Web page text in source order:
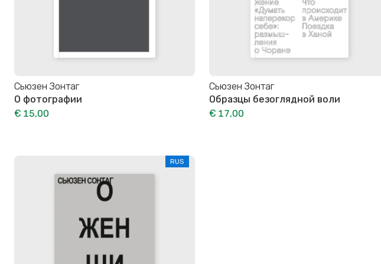
Сьюзен Зонтаг
О фотографии
€ 15,00
Сьюзен Зонтаг
Образцы безоглядной воли
€ 17,00
RUS